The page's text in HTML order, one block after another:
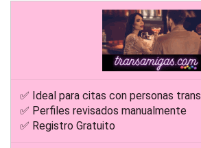
✅ Ideal para citas con personas trans
✅ Perfiles revisados manualmente
✅ Registro Gratuito